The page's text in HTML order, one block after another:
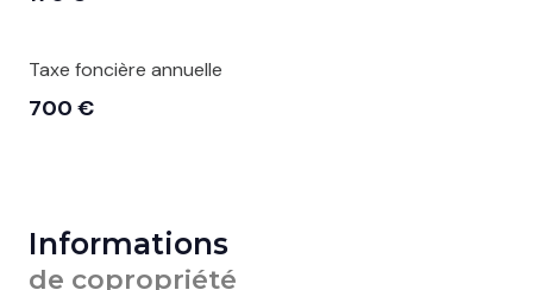
Taxe foncière annuelle
700 €
Informations
de copropriété